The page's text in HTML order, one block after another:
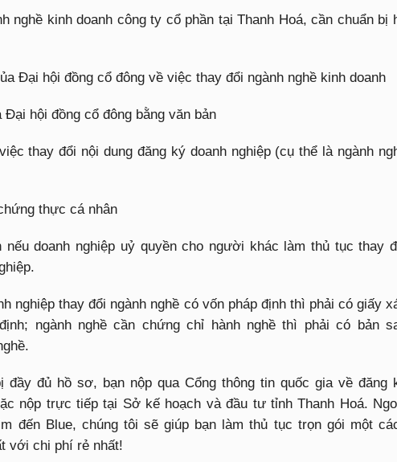
nghề kinh doanh công ty cổ phần tại Thanh Hoá, cần chuẩn bị
Đại hội đồng cổ đông về việc thay đổi ngành nghề kinh doanh
Đại hội đồng cổ đông bằng văn bản
thay đổi nội dung đăng ký doanh nghiệp (cụ thể là ngành
thực cá nhân
nếu doanh nghiệp uỷ quyền cho người khác làm thủ tục thay
nghiệp thay đổi ngành nghề có vốn pháp định thì phải có giấy
ngành nghề cần chứng chỉ hành nghề thì phải có bản
đầy đủ hồ sơ, bạn nộp qua Cổng thông tin quốc gia về đăng
nộp trực tiếp tại Sở kế hoạch và đầu tư tỉnh Thanh Hoá.
đến Blue, chúng tôi sẽ giúp bạn làm thủ tục trọn gói một
với chi phí rẻ nhất!